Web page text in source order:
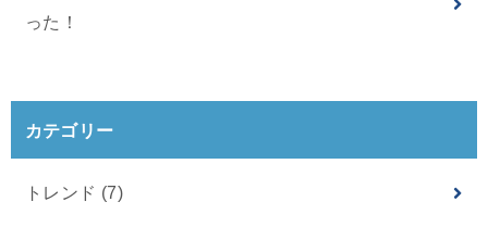
った！
カテゴリー
トレンド (7)